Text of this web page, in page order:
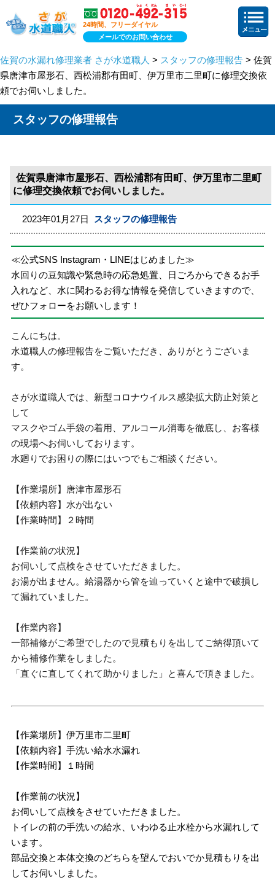
24時間、フリーダイヤル
メールでのお問い合わせ
佐賀の水漏れ修理業者 さが水道職人 > スタッフの修理報告 > 佐賀
県唐津市屋形石、西松浦郡有田町、伊万里市二里町に修理交換依
頼でお伺いしました。
スタッフの修理報告
佐賀県唐津市屋形石、西松浦郡有田町、伊万里市二里町
に修理交換依頼でお伺いしました。
2023年01月27日 スタッフの修理報告
≪公式SNS Instagram・LINEはじめました≫
水回りの豆知識や緊急時の応急処置、日ごろからできるお手
入れなど、水に関わるお得な情報を発信していきますので、
ぜひフォローをお願いします！
こんにちは。
水道職人の修理報告をご覧いただき、ありがとうございま
す。
さが水道職人では、新型コロナウイルス感染拡大防止対策と
して
マスクやゴム手袋の着用、アルコール消毒を徹底し、お客様
の現場へお伺いしております。
水廻りでお困りの際にはいつでもご相談ください。
【作業場所】唐津市屋形石
【依頼内容】水が出ない
【作業時間】２時間
【作業前の状況】
お伺いして点検をさせていただきました。
お湯が出ません。給湯器から管を辿っていくと途中で破損し
て漏れていました。
【作業内容】
一部補修がご希望でしたので見積もりを出してご納得頂いて
から補修作業をしました。
「直ぐに直してくれて助かりました」と喜んで頂きました。
【作業場所】伊万里市二里町
【依頼内容】手洗い給水水漏れ
【作業時間】１時間
【作業前の状況】
お伺いして点検をさせていただきました。
トイレの前の手洗いの給水、いわゆる止水栓から水漏れして
います。
部品交換と本体交換のどちらを望んでおいでか見積もりを出
してお伺いしました。